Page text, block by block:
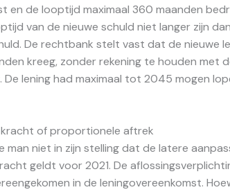
en de looptijd maximaal 360 maanden
van de nieuwe schuld niet langer zijn
De rechtbank stelt vast dat de nieuwe
kreeg, zonder rekening te houden met
De lening had maximaal tot 2045 mogen
of proportionele aftrek
niet in zijn stelling dat de latere
geldt voor 2021. De
in de leningovereenkomst.